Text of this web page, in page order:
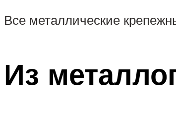
Все металлические
Из